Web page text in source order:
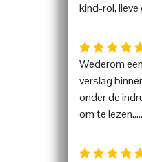
kind-rol,
Wederom
verslag
onder de
om te